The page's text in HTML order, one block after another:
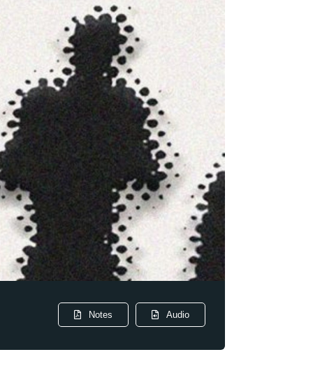
Audio
Notes